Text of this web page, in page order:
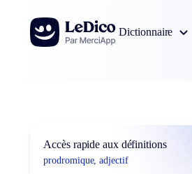
Aller au contenu
Dictionnaire
Accès rapide aux définitions
prodromique, adjectif